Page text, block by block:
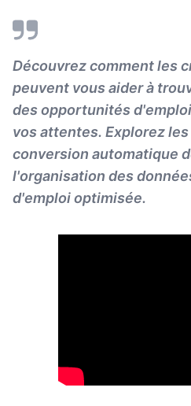
Découvrez comment les
peuvent vous aider à
des opportunités
vos attentes. Explorez
conversion automatique
l'organisation des
d'emploi optimisée.